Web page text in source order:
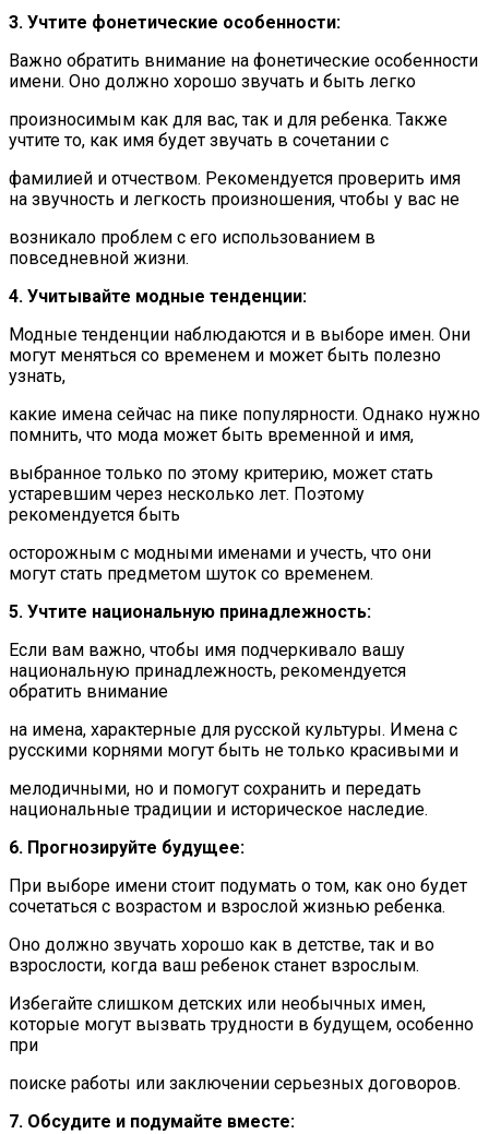
3. Учтите фонетические особенности:
Важно обратить внимание на фонетические особенности
имени. Оно должно хорошо звучать и быть легко
произносимым как для вас, так и для ребенка. Также
учтите то, как имя будет звучать в сочетании с
фамилией и отчеством. Рекомендуется проверить имя
на звучность и легкость произношения, чтобы у вас не
возникало проблем с его использованием в
повседневной жизни.
4. Учитывайте модные тенденции:
Модные тенденции наблюдаются и в выборе имен. Они
могут меняться со временем и может быть полезно
узнать,
какие имена сейчас на пике популярности. Однако нужно
помнить, что мода может быть временной и имя,
выбранное только по этому критерию, может стать
устаревшим через несколько лет. Поэтому
рекомендуется быть
осторожным с модными именами и учесть, что они
могут стать предметом шуток со временем.
5. Учтите национальную принадлежность:
Если вам важно, чтобы имя подчеркивало вашу
национальную принадлежность, рекомендуется
обратить внимание
на имена, характерные для русской культуры. Имена с
русскими корнями могут быть не только красивыми и
мелодичными, но и помогут сохранить и передать
национальные традиции и историческое наследие.
6. Прогнозируйте будущее:
При выборе имени стоит подумать о том, как оно будет
сочетаться с возрастом и взрослой жизнью ребенка.
Оно должно звучать хорошо как в детстве, так и во
взрослости, когда ваш ребенок станет взрослым.
Избегайте слишком детских или необычных имен,
которые могут вызвать трудности в будущем, особенно
при
поиске работы или заключении серьезных договоров.
7. Обсудите и подумайте вместе: